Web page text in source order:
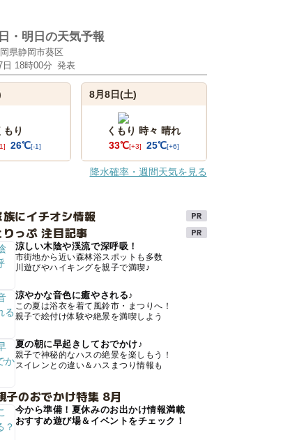
・明日の天気予報
県静岡市葵区
日 18時00分 発表
もり
26℃[-1]
8月8日(土)
くもり 時々 晴れ
33℃[+3] 25℃[+6]
降水確率・週間天気を見る
にイチオシ情報
っぷ 注目記事
涼しい木陰や渓流で深呼吸！
市街地から近い森林浴スポットも多数
川遊びやハイキングを親子で満喫♪
涼やかな音色に癒やされる♪
この夏は浴衣を着て風鈴市・まつりへ！
親子で絵付け体験や絶景を満喫しよう
夏の朝に早起きしておでかけ♪
親子で神秘的なハスの絶景を楽しもう！
スイレンとの違い＆ハスまつり情報も
子のおでかけ特集 8月
今から準備！夏休みのお出かけ情報満載
おすすめ遊び場＆イベントをチェック！